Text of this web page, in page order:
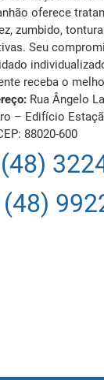
oferece
zumbido,
Seu
receba o
Rua Ângelo
– Edifício
88020-600
(48)
(48)